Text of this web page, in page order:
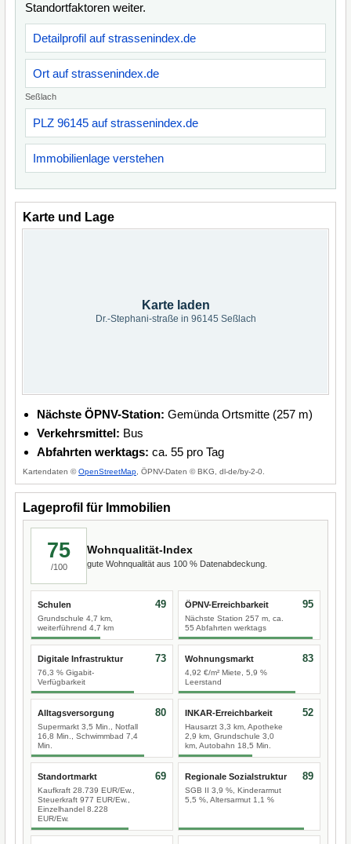
Standortfaktoren weiter.
Detailprofil auf strassenindex.de
Ort auf strassenindex.de
Seßlach
PLZ 96145 auf strassenindex.de
Immobilienlage verstehen
Karte und Lage
Karte laden
Dr.-Stephani-straße in 96145 Seßlach
Nächste ÖPNV-Station: Gemünda Ortsmitte (257 m)
Verkehrsmittel: Bus
Abfahrten werktags: ca. 55 pro Tag
Kartendaten ©OpenStreetMap , ÖPNV-Daten © BKG, dl-de/by-2-0.
Lageprofil für Immobilien
75
/100
Wohnqualität-Index
gute Wohnqualität aus 100 % Datenabdeckung.
Schulen
Grundschule 4,7 km,
weiterführend 4,7 km
49 ÖPNV-Erreichbarkeit
Nächste Station 257 m, ca.
55 Abfahrten werktags
95
Digitale Infrastruktur
76,3 % Gigabit-
Verfügbarkeit
73 Wohnungsmarkt
4,92 €/m² Miete, 5,9 %
Leerstand
83
Alltagsversorgung
Supermarkt 3,5 Min., Notfall
16,8 Min., Schwimmbad 7,4
Min.
80 INKAR-Erreichbarkeit
Hausarzt 3,3 km, Apotheke
2,9 km, Grundschule 3,0
km, Autobahn 18,5 Min.
52
Standortmarkt
Kaufkraft 28.739 EUR/Ew.,
Steuerkraft 977 EUR/Ew.,
Einzelhandel 8.228
EUR/Ew.
69 Regionale Sozialstruktur
SGB II 3,9 %, Kinderarmut
5,5 %, Altersarmut 1,1 %
89